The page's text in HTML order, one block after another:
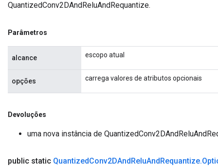
QuantizedConv2DAndReluAndRequantize.
Parâmetros
alcance escopo atual
opções carrega valores de atributos opcionais
Devoluções
uma nova instância de
public static QuantizedConv2DAndReluAndRequantize.